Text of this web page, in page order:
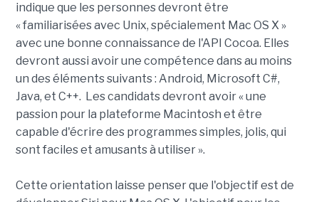
indique que les personnes devront être
« familiarisées avec Unix, spécialement Mac OS X »
avec une bonne connaissance de l'API Cocoa. Elles
devront aussi avoir une compétence dans au moins
un des éléments suivants : Android, Microsoft C#,
Java, et C++. Les candidats devront avoir « une
passion pour la plateforme Macintosh et être
capable d'écrire des programmes simples, jolis, qui
sont faciles et amusants à utiliser ».
Cette orientation laisse penser que l'objectif est de